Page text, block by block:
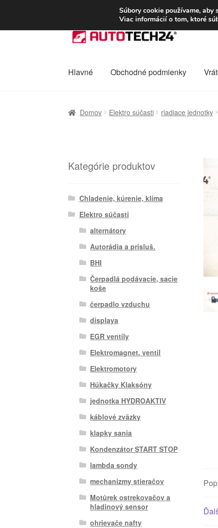
DOPRAVA od 6 EUR
Preskočiť
na
Preskočiť
na
Hlavné Obchodné podmienky
Domov Elektro súčasti riadiace jednotky
Kategórie produktov
Chladenie, kúrenie, klíma
Elektro súčasti
alternátory
Autorádia a prísluš.
BHI
Čerpadlá podávacie, sacie
koše
čerpadlo vzduchu
displaya
EGR ventily
Elektromagnet. ventil
Elektromotory
Húkačky Klaksóny
jednotka HYDROAKTIV
káblové zväzky
klapky sania
Kondenzátor START STOP
lambda sondy
mechanizmy stieračov
Motůrek ostrekovačov a
hladinový sensor
ohrievače nafty
Súbory cookie používame,
Viac informácií o tom, ktoré